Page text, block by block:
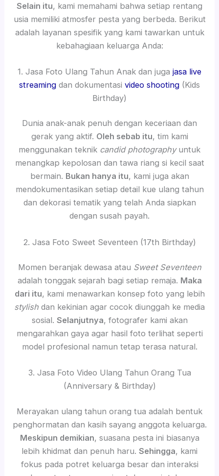
Selain itu, kami memahami bahwa setiap rentang
usia memiliki atmosfer pesta yang berbeda. Berikut
adalah layanan spesifik yang kami tawarkan untuk
kebahagiaan keluarga Anda:
1. Jasa Foto Ulang Tahun Anak dan juga jasa live
streaming dan dokumentasi video shooting (Kids
Birthday)
Dunia anak-anak penuh dengan keceriaan dan
gerak yang aktif. Oleh sebab itu, tim kami
menggunakan teknik candid photographyuntuk
menangkap kepolosan dan tawa riang si kecil saat
bermain. Bukan hanya itu, kami juga akan
mendokumentasikan setiap detail kue ulang tahun
dan dekorasi tematik yang telah Anda siapkan
dengan susah payah.
2. Jasa Foto Sweet Seventeen (17th Birthday)
Momen beranjak dewasa atau Sweet Seventeen
adalah tonggak sejarah bagi setiap remaja. Maka
dari itu, kami menawarkan konsep foto yang lebih
stylish dan kekinian agar cocok diunggah ke media
sosial. Selanjutnya, fotografer kami akan
mengarahkan gaya agar hasil foto terlihat seperti
model profesional namun tetap terasa natural.
3. Jasa Foto Video Ulang Tahun Orang Tua
(Anniversary & Birthday)
Merayakan ulang tahun orang tua adalah bentuk
penghormatan dan kasih sayang anggota keluarga.
Meskipun demikian, suasana pesta ini biasanya
lebih khidmat dan penuh haru. Sehingga, kami
fokus pada potret keluarga besar dan interaksi